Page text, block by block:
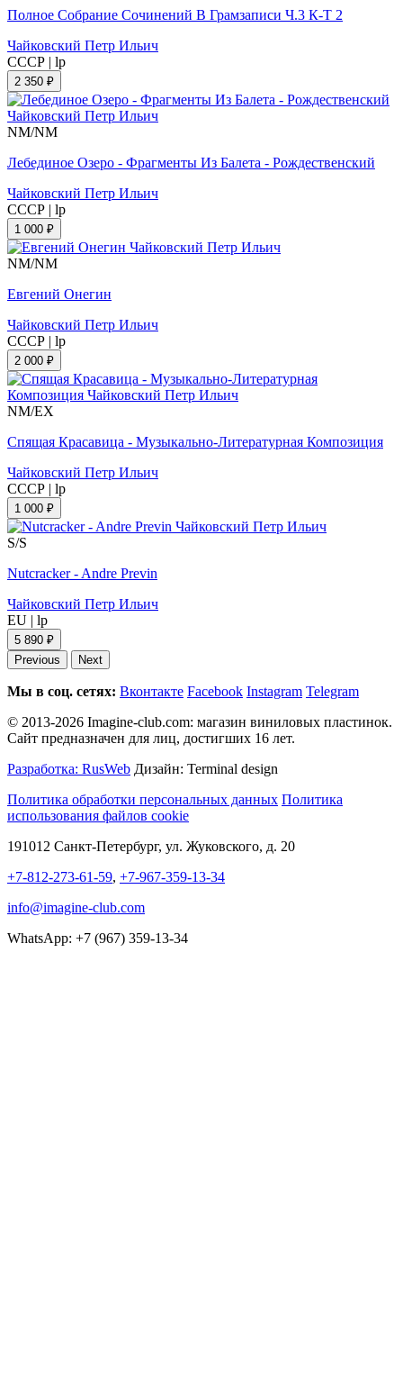
Полное Собрание Сочинений В Грамзаписи Ч.3 К-Т 2
Чайковский Петр Ильич
СССР | lp
2 350 ₽
NM/NM
Лебединое Озеро - Фрагменты Из Балета - Рождественский
Чайковский Петр Ильич
СССР | lp
1 000 ₽
NM/NM
Евгений Онегин
Чайковский Петр Ильич
СССР | lp
2 000 ₽
NM/EX
Спящая Красавица - Музыкально-Литературная Композиция
Чайковский Петр Ильич
СССР | lp
1 000 ₽
S/S
Nutcracker - Andre Previn
Чайковский Петр Ильич
EU | lp
5 890 ₽
Previous
Next
Мы в соц. сетях: Вконтакте Facebook Instagram Telegram
© 2013-2026 Imagine-club.com: магазин виниловых пластинок.
Сайт предназначен для лиц, достигших 16 лет.
Разработка: RusWeb Дизайн: Terminal design
Политика обработки персональных данных Политика
использования файлов cookie
191012 Санкт-Петербург, ул. Жуковского, д. 20
+7-812-273-61-59, +7-967-359-13-34
info@imagine-club.com
WhatsApp: +7 (967) 359-13-34